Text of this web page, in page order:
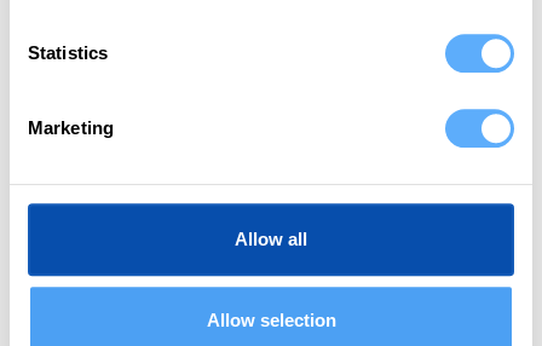
Statistics
Marketing
Allow all
Allow selection
verfügbaren Apps aus und fahre fort.
Memtime spiegelt deine Projekte und Aufgaben in
helloHQ wider. So kannst du Zeiten schneller als